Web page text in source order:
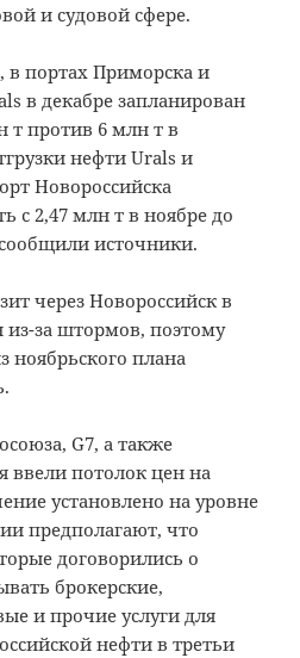
и судовой сфере.
в портах Приморска и
в декабре запланирован
т против 6 млн т в
нефти Urals и
Новороссийска
с 2,47 млн т в ноябре до
источники.
через Новороссийск в
за штормов, поэтому
ноябрьского плана
G7, а также
ввели потолок цен на
установлено на уровне
предполагают, что
договорились о
брокерские,
и прочие услуги для
нефти в третьи